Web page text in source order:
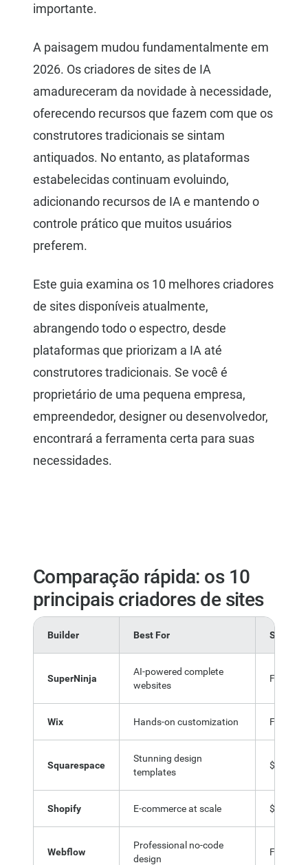
importante.
A paisagem mudou fundamentalmente em
2026. Os criadores de sites de IA
amadureceram da novidade à necessidade,
oferecendo recursos que fazem com que os
construtores tradicionais se sintam
antiquados. No entanto, as plataformas
estabelecidas continuam evoluindo,
adicionando recursos de IA e mantendo o
controle prático que muitos usuários
preferem.
Este guia examina os 10 melhores criadores
de sites disponíveis atualmente,
abrangendo todo o espectro, desde
plataformas que priorizam a IA até
construtores tradicionais. Se você é
proprietário de uma pequena empresa,
empreendedor, designer ou desenvolvedor,
encontrará a ferramenta certa para suas
necessidades.
Comparação rápida: os 10
principais criadores de sites
Builder Best For Starting
SuperNinja
AI-powered complete
websites
Free /
Wix Hands-on customization Free /
Squarespace
Stunning design
templates
$16/mo
Shopify E-commerce at scale $29/mo
Webflow
Professional no-code
design
Free /